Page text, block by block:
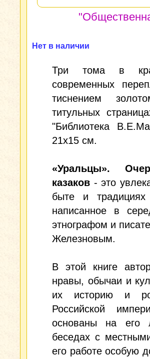
Нет в наличии
Три тома в
современных
тиснением
титульных
"Библиотека
21x15 см.
«Уральцы».
казаков - это
быте и традициях
написанное в
этнографом и
Железновым.
В этой книге
нравы, обычаи и
их историю и
Российской
основаны на его
беседах с
его работе особую